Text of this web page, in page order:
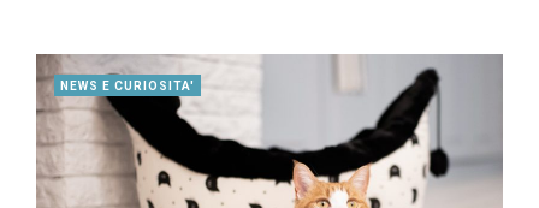
NEWS E CURIOSITA'